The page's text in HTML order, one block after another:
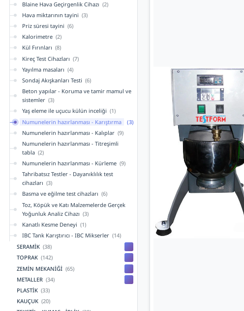
Blaine Hava Geçirgenlik Cihazı (2)
Hava miktarının tayini (3)
Priz süresi tayini (6)
Kalorimetre (2)
Kül Fırınları (8)
Kireç Test Cihazları (7)
Yayılma masaları (4)
Sondaj Akışkanları Testi (6)
Beton yapılar - Koruma ve tamir mamul ve
sistemler (3)
Yaş eleme ile uçucu külün inceliği (1)
Numunelerin hazırlanması - Karıştırma
(3)
Numunelerin hazırlanması - Kalıplar (9)
Numunelerin hazırlanması - Titreşimli
tabla (2)
Numunelerin hazırlanması - Kürleme (9)
Tahribatsız Testler - Dayanıklılık test
cihazları (3)
Basma ve eğilme test cihazları (6)
Toz, Köpük ve Katı Malzemelerde Gerçek
Yoğunluk Analiz Cihazı (3)
Kanatlı Kesme Deneyi (1)
IBC Tank Karıştırıcı - IBC Mikserler (14)
SERAMİK (38)
TOPRAK (142)
ZEMİN MEKANİĞİ (65)
METALLER (34)
PLASTİK (33)
KAUÇUK (20)